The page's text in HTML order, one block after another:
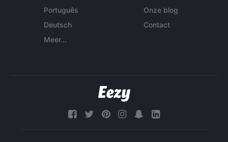
Português
Deutsch
Meer...
Onze blog
Contact